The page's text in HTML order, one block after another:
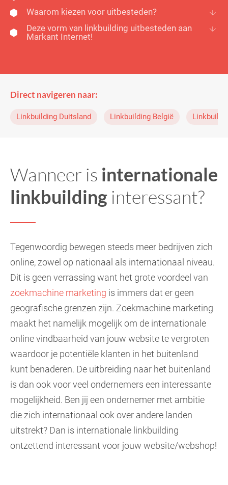
Waarom kiezen voor uitbesteden?
Deze vorm van linkbuilding uitbesteden aan
Markant Internet!
Direct navigeren naar:
Linkbuilding Duitsland Linkbuilding België
Wanneer is internationale
linkbuilding interessant?
Tegenwoordig bewegen steeds meer bedrijven zich
online, zowel op nationaal als internationaal niveau.
Dit is geen verrassing want het grote voordeel van
zoekmachine marketing is immers dat er geen
geografische grenzen zijn. Zoekmachine marketing
maakt het namelijk mogelijk om de internationale
online vindbaarheid van jouw website te vergroten
waardoor je potentiële klanten in het buitenland
kunt benaderen. De uitbreiding naar het buitenland
is dan ook voor veel ondernemers een interessante
mogelijkheid. Ben jij een ondernemer met ambitie
die zich internationaal ook over andere landen
uitstrekt? Dan is internationale linkbuilding
ontzettend interessant voor jouw website/webshop!